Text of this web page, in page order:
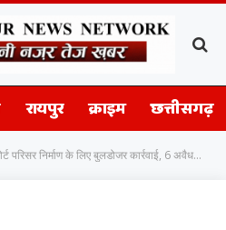
रायपुर क्राइम छत्तीसगढ़
निर्माण के लिए बुलडोजर कार्रवाई, 6 अवैध मकान जमींदोज